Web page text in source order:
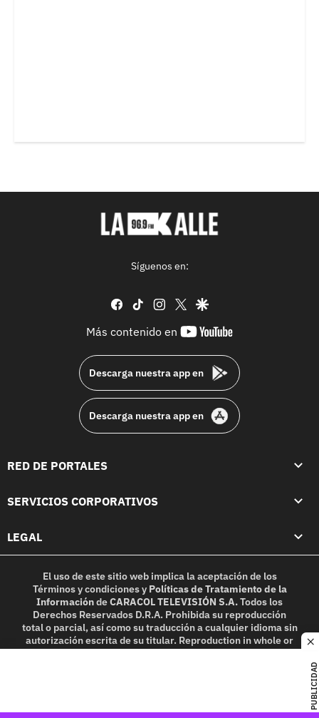
PUBLICIDAD
Síguenos en:
facebook
tiktok instagram
twittergoogle
Más contenido en
youtube-
Descarga nuestra app en
Descarga nuestra app en
RED DE PORTALES
SERVICIOS CORPORATIVOS
LEGAL
El uso de este sitio web implica la aceptación de los
Términos y condicionesy Políticas de Tratamiento de la
InformacióndeCARACOL TELEVISIÓN S.A.Todos los
Derechos Reservados D.R.A. Prohibida su reproducción
total o parcial, así como su traducción a cualquier idioma sin
autorización escrita de su titular. Reproduction in whole or
in part, or translation without written permission is